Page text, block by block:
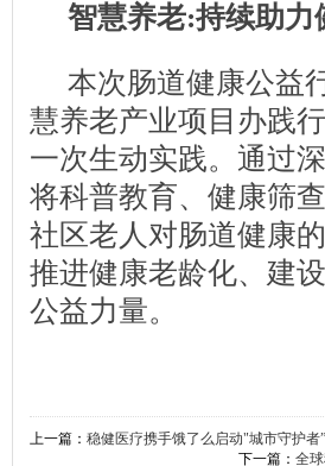
智慧养老:持续助力
本次肠道健康公益
慧养老产业项目办践
一次生动实践。通过
将科普教育、健康筛
社区老人对肠道健康
推进健康老龄化、建
公益力量。
上一篇： 稳健医疗携手饿了么启动"城市守护
下一篇： 全